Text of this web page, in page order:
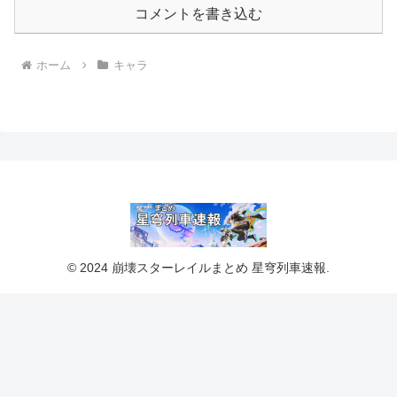
コメントを書き込む
ホーム キャラ
© 2024 崩壊スターレイルまとめ 星穹列車速報.